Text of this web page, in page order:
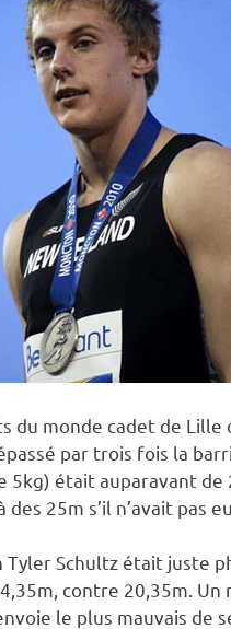
du monde cadet de Lille
par trois fois la
était auparavant de
25m s’il n’avait pas
Tyler Schultz était juste
contre 20,35m.
le plus mauvais de